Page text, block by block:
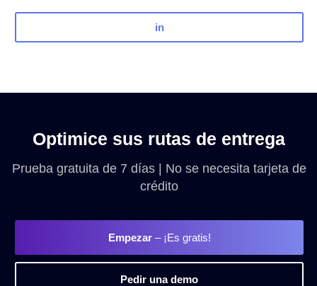
in
Optimice sus rutas de entrega
Prueba gratuita de 7 días | No se necesita tarjeta de
crédito
Empezar– ¡Es gratis!
Pedir una demo